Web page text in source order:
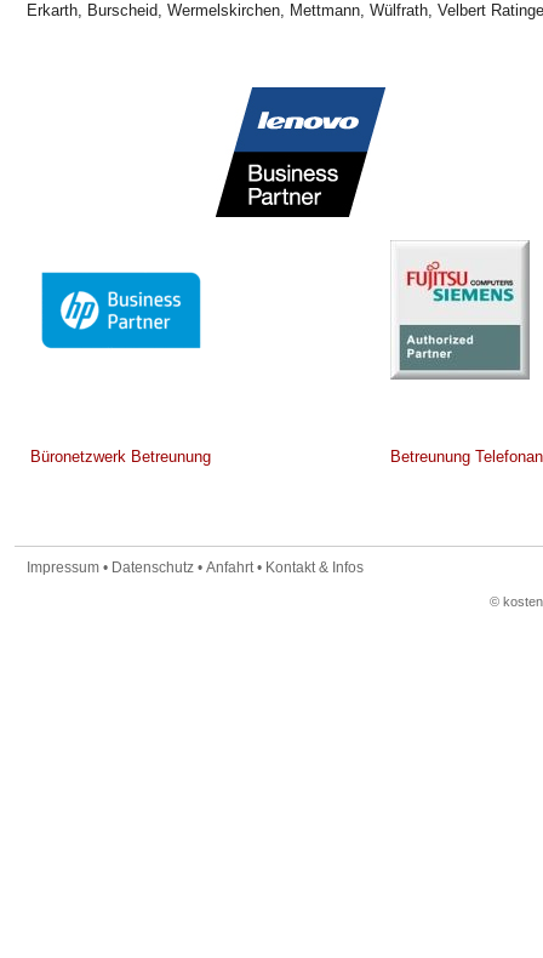
Erkarth, Burscheid, Wermelskirchen, Mettmann, Wülfrath, Velbert
Büronetzwerk Betreunung Betreunung
Impressum • Datenschutz • Anfahrt• Kontakt & Infos
©